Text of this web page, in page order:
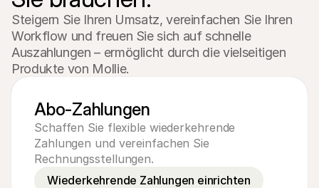
Steigern Sie Ihren Umsatz, vereinfachen Sie Ihren
Workflow und freuen Sie sich auf schnelle
Auszahlungen – ermöglicht durch die vielseitigen
Produkte von Mollie.
Abo-Zahlungen
Schaffen Sie flexible wiederkehrende
Zahlungen und vereinfachen Sie
Rechnungsstellungen.
Wiederkehrende Zahlungen einrichten